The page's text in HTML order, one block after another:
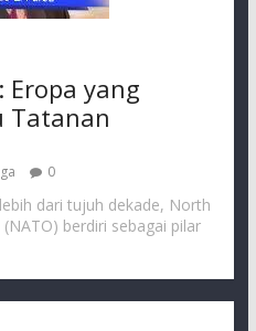
Eropa yang
Tatanan
0
dari tujuh dekade, North
berdiri sebagai pilar